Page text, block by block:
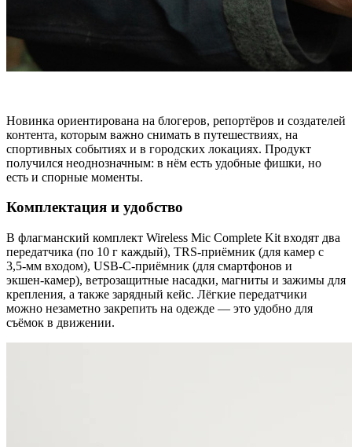
Новинка ориентирована на блогеров, репортёров и создателей
контента, которым важно снимать в путешествиях, на
спортивных событиях и в городских локациях. Продукт
получился неоднозначным: в нём есть удобные фишки, но
есть и спорные моменты.
Комплектация и удобство
В флагманский комплект Wireless Mic Complete Kit входят два
передатчика (по 10 г каждый), TRS‑приёмник (для камер с
3,5‑мм входом), USB‑C‑приёмник (для смартфонов и
экшен‑камер), ветрозащитные насадки, магниты и зажимы для
крепления, а также зарядный кейс. Лёгкие передатчики
можно незаметно закрепить на одежде — это удобно для
съёмок в движении.